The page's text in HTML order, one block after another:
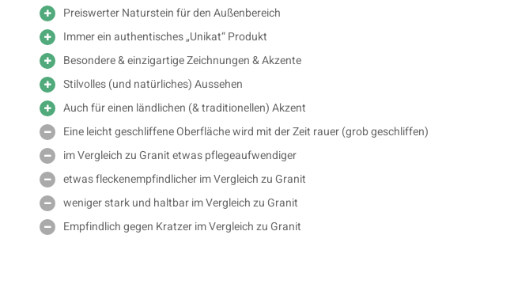
Preiswerter Naturstein für den Außenbereich
Immer ein authentisches „Unikat“ Produkt
Besondere & einzigartige Zeichnungen & Akzente
Stilvolles (und natürliches) Aussehen
Auch für einen ländlichen (& traditionellen) Akzent
Eine leicht geschliffene Oberfläche wird mit der Zeit rauer (grob geschliffen)
im Vergleich zu Granit etwas pflegeaufwendiger
etwas fleckenempfindlicher im Vergleich zu Granit
weniger stark und haltbar im Vergleich zu Granit
Empfindlich gegen Kratzer im Vergleich zu Granit